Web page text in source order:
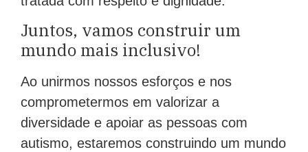
Juntos, vamos construir um
mundo mais inclusivo!
Ao unirmos nossos esforços e nos
comprometermos em valorizar a
diversidade e apoiar as pessoas com
autismo, estaremos construindo um mundo